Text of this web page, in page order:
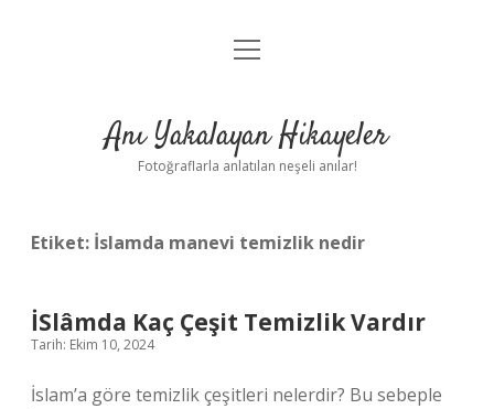
Anasayfa
Yasal Uyarı
menüyü
Anı Yakalayan Hikayeler
Fotoğraflarla anlatılan neşeli anılar!
Etiket: İslamda manevi temizlik nedir
İSlâmda Kaç Çeşit Temizlik Vardır
Tarih: Ekim 10, 2024
İslam’a göre temizlik çeşitleri nelerdir? Bu sebeple